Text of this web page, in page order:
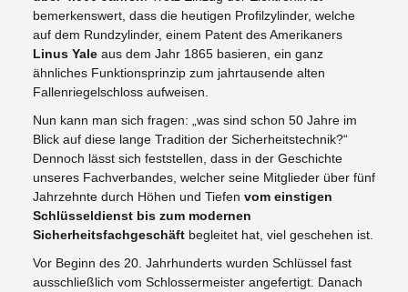
bemerkenswert, dass die heutigen Profilzylinder, welche
auf dem Rundzylinder, einem Patent des Amerikaners
Linus Yaleaus dem Jahr 1865 basieren, ein ganz
ähnliches Funktionsprinzip zum jahrtausende alten
Fallenriegelschloss aufweisen.
Nun kann man sich fragen: „was sind schon 50 Jahre im
Blick auf diese lange Tradition der Sicherheitstechnik?“
Dennoch lässt sich feststellen, dass in der Geschichte
unseres Fachverbandes, welcher seine Mitglieder über fünf
Jahrzehnte durch Höhen und Tiefen vom einstigen
Schlüsseldienst bis zum modernen
Sicherheitsfachgeschäftbegleitet hat, viel geschehen ist.
Vor Beginn des 20. Jahrhunderts wurden Schlüssel fast
ausschließlich vom Schlossermeister angefertigt. Danach